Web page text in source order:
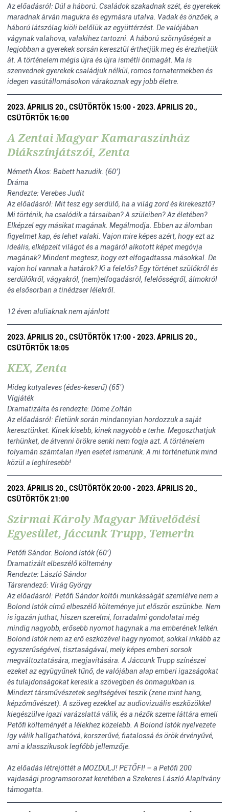
Az előadásról: Dúl a háború. Családok szakadnak szét, és gyerekek
maradnak árván magukra és egymásra utalva. Vadak és önzőek, a
háború látszólag kiöli belőlük az együttérzést. De valójában
vágynak valahova, valakihez tartozni. A háború szörnyűségeit a
legjobban a gyerekek sorsán keresztül érthetjük meg és érezhetjük
át. A történelem mégis újra és újra ismétli önmagát. Ma is
szenvednek gyerekek családjuk nélkül, romos tornatermekben és
idegen vasútállomásokon várakoznak egy jobb életre.
2023. ÁPRILIS 20., CSÜTÖRTÖK 15:00 - 2023. ÁPRILIS 20.,
CSÜTÖRTÖK 16:00
A Zentai Magyar Kamaraszínház
Diákszínjátszói, Zenta
Németh Ákos: Babett hazudik. (60’)
Dráma
Rendezte: Verebes Judit
Az előadásról: Mit tesz egy serdülő, ha a világ zord és kirekesztő?
Mi történik, ha csalódik a társaiban? A szüleiben? Az életében?
Elképzel egy másikat magának. Megálmodja. Ebben az álomban
figyelmet kap, és lehet valaki. Vajon mire képes azért, hogy ezt az
ideális, elképzelt világot és a magáról alkotott képet megóvja
magának? Mindent megtesz, hogy ezt elfogadtassa másokkal. De
vajon hol vannak a határok? Ki a felelős? Egy történet szülőkről és
serdülőkről, vágyakról, (nem)elfogadásról, felelősségről, álmokról
és elsősorban a tinédzser lélekről.
12 éven aluliaknak nem ajánlott
2023. ÁPRILIS 20., CSÜTÖRTÖK 17:00 - 2023. ÁPRILIS 20.,
CSÜTÖRTÖK 18:05
KEX, Zenta
Hideg kutyaleves (édes-keserű) (65’)
Vígjáték
Dramatizálta és rendezte: Döme Zoltán
Az előadásról: Életünk során mindannyian hordozzuk a saját
keresztünket. Kinek kisebb, kinek nagyobb e terhe. Megoszthatjuk
terhünket, de átvenni örökre senki nem fogja azt. A történelem
folyamán számtalan ilyen esetet ismerünk. A mi történetünk mind
közül a leghíresebb!
2023. ÁPRILIS 20., CSÜTÖRTÖK 20:00 - 2023. ÁPRILIS 20.,
CSÜTÖRTÖK 21:00
Szirmai Károly Magyar Művelődési
Egyesület, Jáccunk Trupp, Temerin
Petőfi Sándor: Bolond Istók (60’)
Dramatizált elbeszélő költemény
Rendezte: László Sándor
Társrendező: Virág György
Az előadásról: Petőfi Sándor költői munkásságát szemlélve nem a
Bolond Istók című elbeszélő költeménye jut először eszünkbe. Nem
is igazán juthat, hiszen szerelmi, forradalmi gondolatai még
mindig nagyobb, erősebb nyomot hagynak a ma emberének lelkén.
Bolond Istók nem az erő eszközével hagy nyomot, sokkal inkább az
egyszerűségével, tisztaságával, mely képes emberi sorsok
megváltoztatására, megjavítására. A Jáccunk Trupp színészei
ezeket az együgyűnek tűnő, de valójában alap emberi igazságokat
és tulajdonságokat keresik a szövegben és önmagukban is.
Mindezt társművészetek segítségével teszik (zene mint hang,
képzőművészet). A szöveg ezekkel az audiovizuális eszközökkel
kiegészülve igazi varázslattá válik, és a nézők szeme láttára emeli
Petőfi költeményét a lélekhez közelebb. A Bolond Istók nyelvezete
így válik hallgathatóvá, korszerűvé, fiatalossá és örök érvényűvé,
ami a klasszikusok legfőbb jellemzője.
Az előadás létrejöttét a MOZDULJ! PETŐFI! – a Petőfi 200
vajdasági programsorozat keretében a Szekeres László Alapítvány
támogatta.